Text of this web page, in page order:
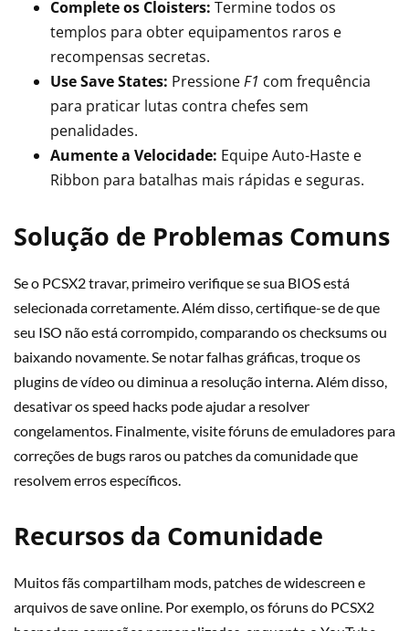
Complete os Cloisters: Termine todos os
templos para obter equipamentos raros e
recompensas secretas.
Use Save States: PressioneF1 com frequência
para praticar lutas contra chefes sem
penalidades.
Aumente a Velocidade: Equipe Auto-Haste e
Ribbon para batalhas mais rápidas e seguras.
Solução de Problemas Comuns
Se o PCSX2 travar, primeiro verifique se sua BIOS está
selecionada corretamente. Além disso, certifique-se de que
seu ISO não está corrompido, comparando os checksums ou
baixando novamente. Se notar falhas gráficas, troque os
plugins de vídeo ou diminua a resolução interna. Além disso,
desativar os speed hacks pode ajudar a resolver
congelamentos. Finalmente, visite fóruns de emuladores para
correções de bugs raros ou patches da comunidade que
resolvem erros específicos.
Recursos da Comunidade
Muitos fãs compartilham mods, patches de widescreen e
arquivos de save online. Por exemplo, os fóruns do PCSX2